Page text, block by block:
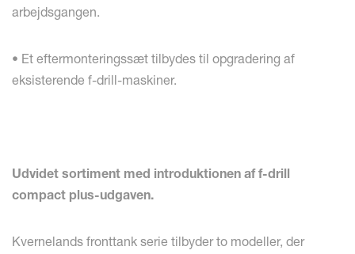
arbejdsgangen.
• Et eftermonteringssæt tilbydes til opgradering af
eksisterende f-drill-maskiner.
Udvidet sortiment med introduktionen af ​​f-drill
compact plus-udgaven.
Kvernelands fronttank serie tilbyder to modeller, der